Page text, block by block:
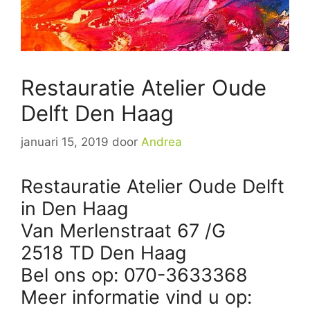
Restauratie Atelier Oude
Delft Den Haag
januari 15, 2019 door Andrea
Restauratie Atelier Oude Delft
in Den Haag
Van Merlenstraat 67 /G
2518 TD Den Haag
Bel ons op: 070-3633368
Meer informatie vind u op: